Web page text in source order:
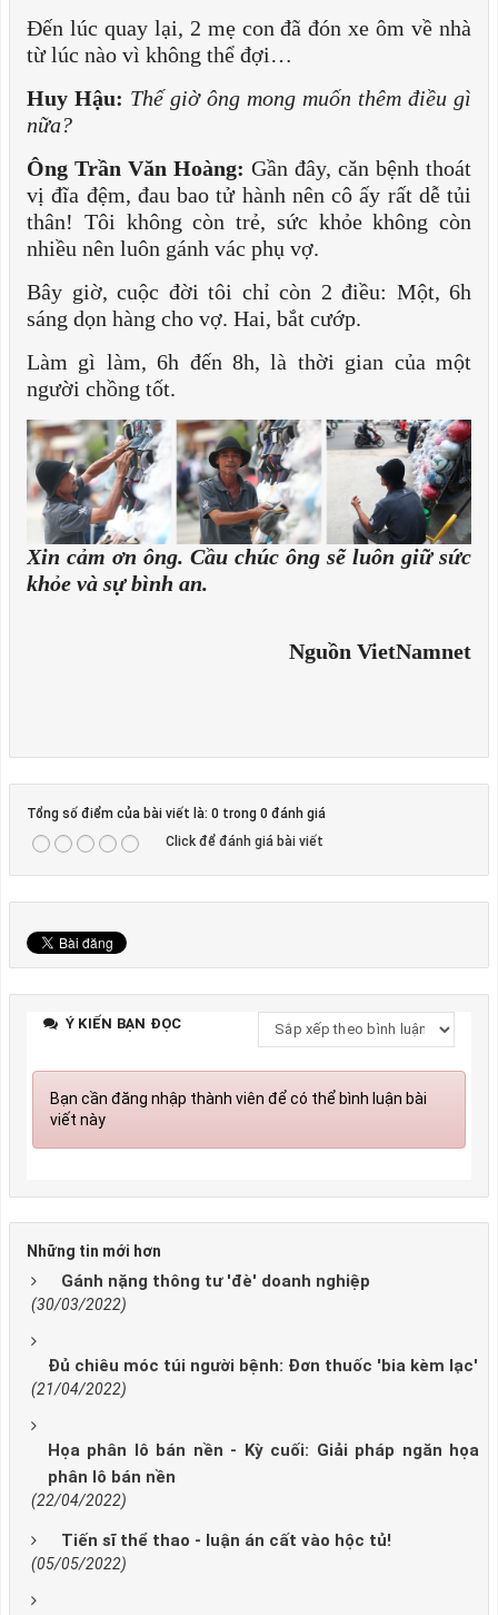
Đến lúc quay lại, 2 mẹ con đã đón xe ôm về nhà
từ lúc nào vì không thể đợi…
Huy Hậu: Thế giờ ông mong muốn thêm điều gì
nữa?
Ông Trần Văn Hoàng: Gần đây, căn bệnh thoát
vị đĩa đệm, đau bao tử hành nên cô ấy rất dễ tủi
thân! Tôi không còn trẻ, sức khỏe không còn
nhiều nên luôn gánh vác phụ vợ.
Bây giờ, cuộc đời tôi chỉ còn 2 điều: Một, 6h
sáng dọn hàng cho vợ. Hai, bắt cướp.
Làm gì làm, 6h đến 8h, là thời gian của một
người chồng tốt.
Xin cảm ơn ông. Cầu chúc ông sẽ luôn giữ sức
khỏe và sự bình an.
Nguồn VietNamnet
Tổng số điểm của bài viết là: 0 trong 0 đánh giá
Click để đánh giá bài viết
Ý KIẾN BẠN ĐỌC
Bạn cần đăng nhập thành viên để có thể bình luận bài
viết này
Những tin mới hơn
Gánh nặng thông tư 'đè' doanh nghiệp
(30/03/2022)
Đủ chiêu móc túi người bệnh: Đơn thuốc 'bia kèm lạc'
(21/04/2022)
Họa phân lô bán nền - Kỳ cuối: Giải pháp ngăn họa
phân lô bán nền
(22/04/2022)
Tiến sĩ thể thao - luận án cất vào hộc tủ!
(05/05/2022)